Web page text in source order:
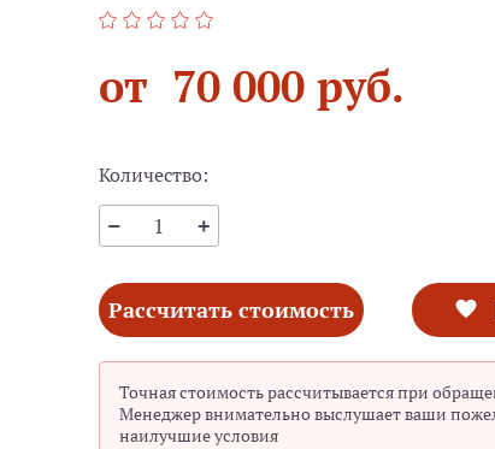
от 70 000 руб.
Количество:
Рассчитать стоимость
Точная стоимость рассчитывается при
Менеджер внимательно выслушает ваши
наилучшие условия